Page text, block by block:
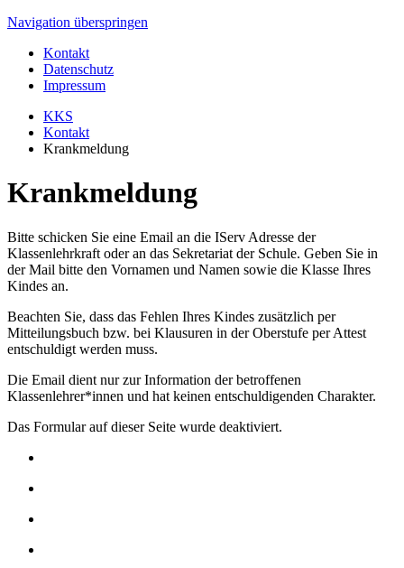
Navigation überspringen
Kontakt
Datenschutz
Impressum
KKS
Kontakt
Krankmeldung
Krankmeldung
Bitte schicken Sie eine Email an die IServ Adresse der
Klassenlehrkraft oder an das Sekretariat der Schule. Geben Sie in
der Mail bitte den Vornamen und Namen sowie die Klasse Ihres
Kindes an.
Beachten Sie, dass das Fehlen Ihres Kindes zusätzlich per
Mitteilungsbuch bzw. bei Klausuren in der Oberstufe per Attest
entschuldigt werden muss.
Die Email dient nur zur Information der betroffenen
Klassenlehrer*innen und hat keinen entschuldigenden Charakter.
Das Formular auf dieser Seite wurde deaktiviert.